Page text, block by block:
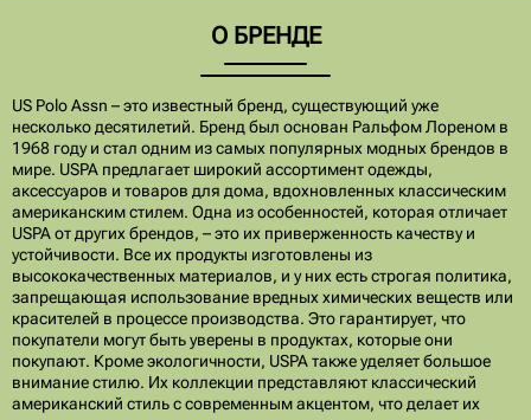
O БРЕНДЕ
US Polo Assn – это известный бренд, существующий уже
несколько десятилетий. Бренд был основан Ральфом Лореном в
1968 году и стал одним из самых популярных модных брендов в
мире. USPA предлагает широкий ассортимент одежды,
аксессуаров и товаров для дома, вдохновленных классическим
американским стилем. Одна из особенностей, которая отличает
USPA от других брендов, – это их приверженность качеству и
устойчивости. Все их продукты изготовлены из
высококачественных материалов, и у них есть строгая политика,
запрещающая использование вредных химических веществ или
красителей в процессе производства. Это гарантирует, что
покупатели могут быть уверены в продуктах, которые они
покупают. Кроме экологичности, USPA также уделяет большое
внимание стилю. Их коллекции представляют классический
американский стиль с современным акцентом, что делает их